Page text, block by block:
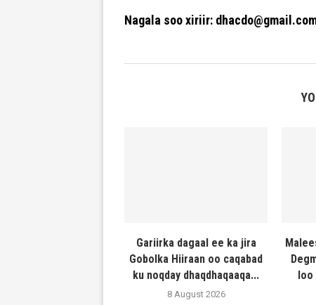
Nagala soo xiriir:
Gariirka dagaal ee ka jira
Gobolka Hiiraan oo caqabad
ku noqday dhaqdhaqaaqa...
8 August 2026
loo